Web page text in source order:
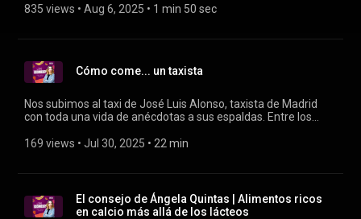
835 views • Aug 6, 2025 • 1 min 50 sec
Cómo come... un taxista
Nos subimos al taxi de José Luis Alonso, taxista de Madrid
con toda una vida de anécdotas a sus espaldas. Entre los
fila, se guarda alguna joya gastronómica escondida entre las
169 views • Jul 30, 2025 • 22 min
El consejo de Ángela Quintas | Alimentos ricos
en calcio más allá de los lácteos